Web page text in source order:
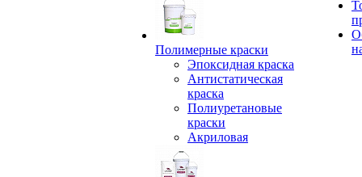
Полимерные краски
Эпоксидная краска
Антистатическая
краска
Полиуретановые
краски
Акриловая